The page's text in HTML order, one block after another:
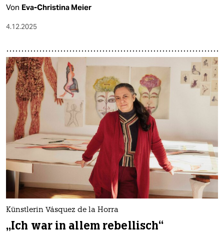
Von Eva-Christina Meier
4.12.2025
Künstlerin Vásquez de la Horra
„Ich war in allem rebellisch“